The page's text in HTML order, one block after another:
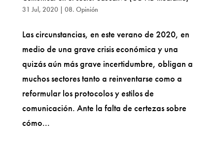
31 Jul, 2020| 08. Opinión
Las circunstancias, en este verano de 2020, en
medio de una grave crisis económica y una
quizás aún más grave incertidumbre, obligan a
muchos sectores tanto a reinventarse como a
reformular los protocolos y estilos de
comunicación. Ante la falta de certezas sobre
cómo...